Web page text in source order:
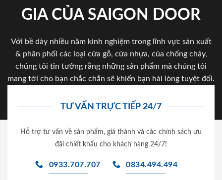
GIA CỦA SAIGON DOOR
Với bề dày nhiều năm kinh nghiệm trong lĩnh vực sản xuất
& phân phối các loại cửa gỗ, cửa nhựa, của chống cháy,
chúng tôi tin tưởng rằng những sản phẩm mà chúng tôi
mang tới cho bạn chắc chắn sẽ khiến bạn hài lòng tuyệt đối.
TƯ VẤN TRỰC TIẾP 24/7
Hỗ trợ tư vấn về sản phẩm, giá thành và các chính sách ưu
đãi chiết khấu cho khách hàng 24/7!
0933.707.707 0834.494.494